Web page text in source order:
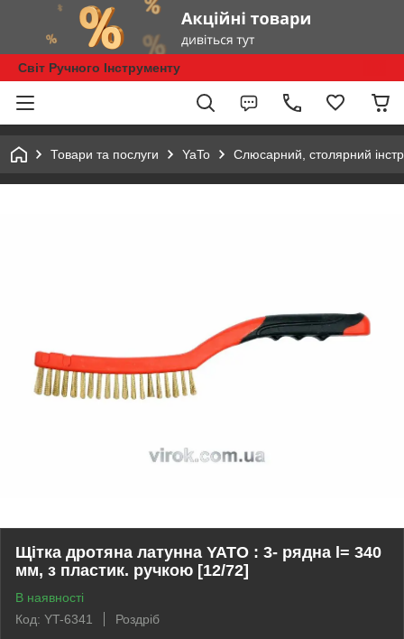
Світ Ручного Інструменту
Товари та послуги YaTo Слюсарний, столярний
Щітка дротяна латунна YATO : 3- рядна l= 340
мм, з пластик. ручкою [12/72]
В наявності
Код: YT-6341
Роздріб